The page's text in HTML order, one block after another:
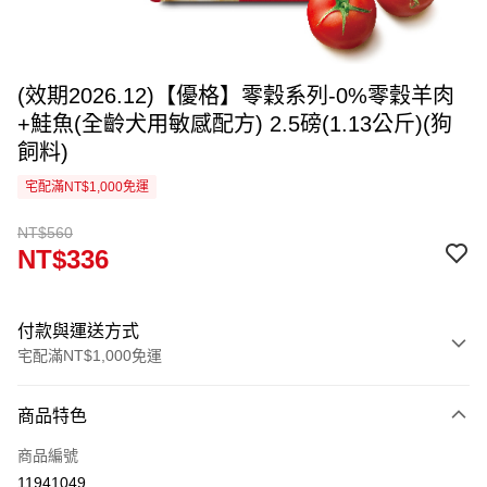
(效期2026.12)【優格】零穀系列-0%零穀羊肉
+鮭魚(全齡犬用敏感配方) 2.5磅(1.13公斤)(狗
飼料)
宅配滿NT$1,000免運
NT$560
NT$336
付款與運送方式
宅配滿NT$1,000免運
信用卡一次付款
信用卡分期付款
商品特色
商品編號
11941049